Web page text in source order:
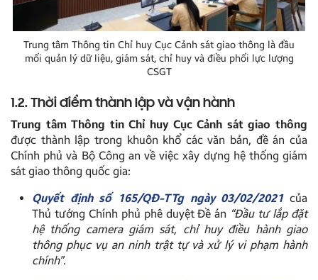
Trung tâm Thông tin Chỉ huy Cục Cảnh sát giao thông là đầu
mối quản lý dữ liệu, giám sát, chỉ huy và điều phối lực lượng
CSGT
1.2. Thời điểm thành lập và vận hành
Trung tâm Thông tin Chỉ huy Cục Cảnh sát giao thông
được thành lập trong khuôn khổ các văn bản, đề án của
Chính phủ và Bộ Công an về việc xây dựng hệ thống giám
sát giao thông quốc gia:
Quyết định số 165/QĐ-TTg ngày 03/02/2021của
Thủ tướng Chính phủ phê duyệt Đề án “Đầu tư lắp đặt
hệ thống camera giám sát, chỉ huy điều hành giao
thông phục vụ an ninh trật tự và xử lý vi phạm hành
chính”.